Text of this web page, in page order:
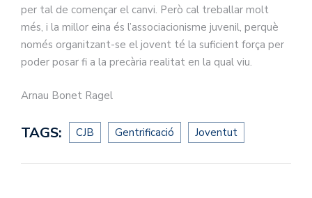
per tal de començar el canvi. Però cal treballar molt
més, i la millor eina és l’associacionisme juvenil, perquè
només organitzant-se el jovent té la suficient força per
poder posar fi a la precària realitat en la qual viu.
Arnau Bonet Ragel
TAGS: CJB Gentrificació Joventut